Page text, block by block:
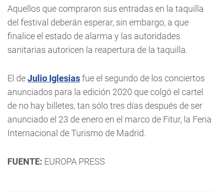
Aquellos que compraron sus entradas en la taquilla
del festival deberán esperar, sin embargo, a que
finalice el estado de alarma y las autoridades
sanitarias autoricen la reapertura de la taquilla.
El deJulio Iglesiasfue el segundo de los conciertos
anunciados para la edición 2020 que colgó el cartel
de no hay billetes, tan sólo tres días después de ser
anunciado el 23 de enero en el marco de Fitur, la Feria
Internacional de Turismo de Madrid.
FUENTE: EUROPA PRESS